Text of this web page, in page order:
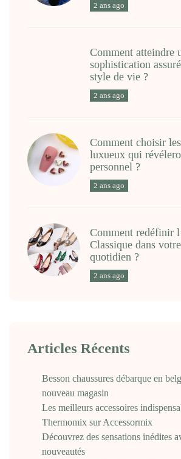
2 ans ago
Comment atteindre
sophistication
style de vie ?
2 ans ago
Comment choisir
luxueux qui
personnel ?
2 ans ago
Comment redéfinir
Classique dans
quotidien ?
2 ans ago
Articles Récents
Besson chaussures débarque en
nouveau magasin
Les meilleurs accessoires
Thermomix sur Accessormix
Découvrez des sensations inédites
nouveautés